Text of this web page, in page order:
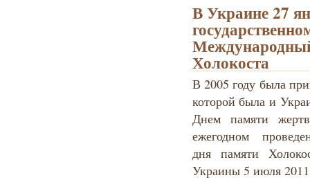
В Украине 27
Холокоста
В 2005 году была
которой была и
Днем памяти
ежегодном
дня памяти
Украины 5 июля